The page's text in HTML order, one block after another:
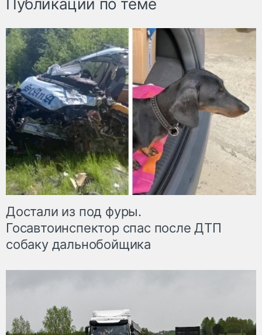
Публикации по теме
Достали из под фуры.
Госавтоинспектор спас после ДТП
собаку дальнобойщика